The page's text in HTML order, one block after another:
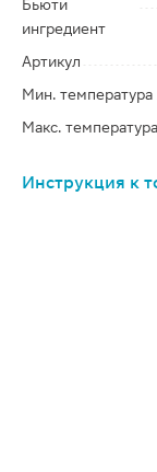
Бьюти
ингредиент
Артикул
Мин. температура
Макс.
Инструкция к